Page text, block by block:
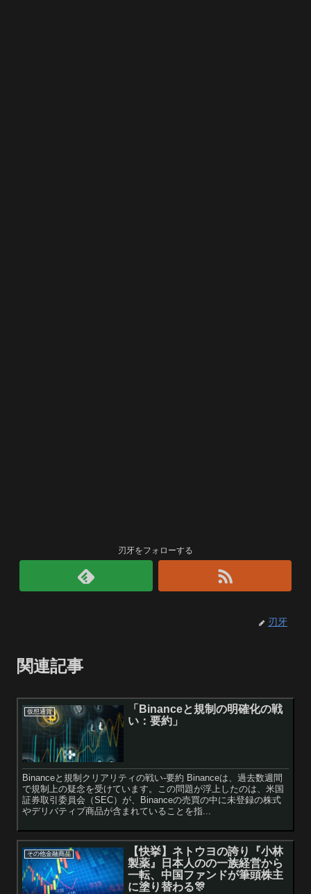
刃牙をフォローする
刃牙
関連記事
仮想通貨
「Binanceと規制の明確化の戦
い：要約」
Binanceと規制クリアリティの戦い-要約 Binanceは、過去数週間
で規制上の疑念を受けています。この問題が浮上したのは、米国
証券取引委員会（SEC）が、Binanceの売買の中に未登録の株式
やデリバティブ商品が含まれていることを指...
その他金融商品
【快挙】ネトウヨの誇り『小林
製薬』日本人のの一族経営から
一転、中国ファンドが筆頭株主
に塗り替わる🎊